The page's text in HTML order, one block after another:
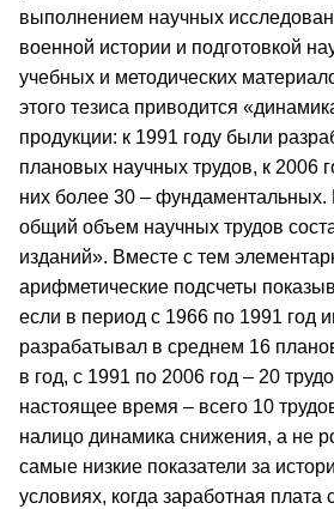
выполнением научных
военной истории и подготовкой
учебных и методических
этого тезиса приводится
продукции: к 1991 году были
плановых научных трудов, к 2006
них более 30 –
общий объем научных трудов
изданий». Вместе с тем
арифметические подсчеты
если в период с 1966 по 1991 год
разрабатывал в среднем 16
в год, с 1991 по 2006 год – 20
настоящее время – всего 10
налицо динамика снижения, а не
самые низкие показатели за
условиях, когда заработная плата